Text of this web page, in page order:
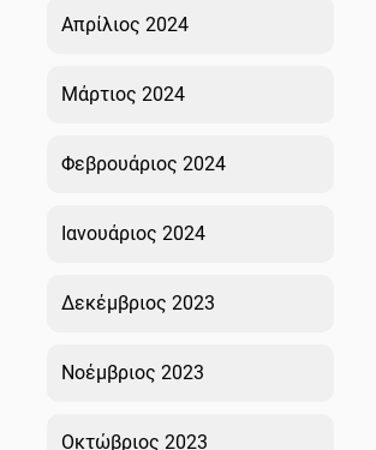
Απρίλιος 2024
Μάρτιος 2024
Φεβρουάριος 2024
Ιανουάριος 2024
Δεκέμβριος 2023
Νοέμβριος 2023
Οκτώβριος 2023